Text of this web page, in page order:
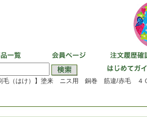
刷毛（はけ）】塗来 ニス用 銅巻 筋違/赤毛 ４